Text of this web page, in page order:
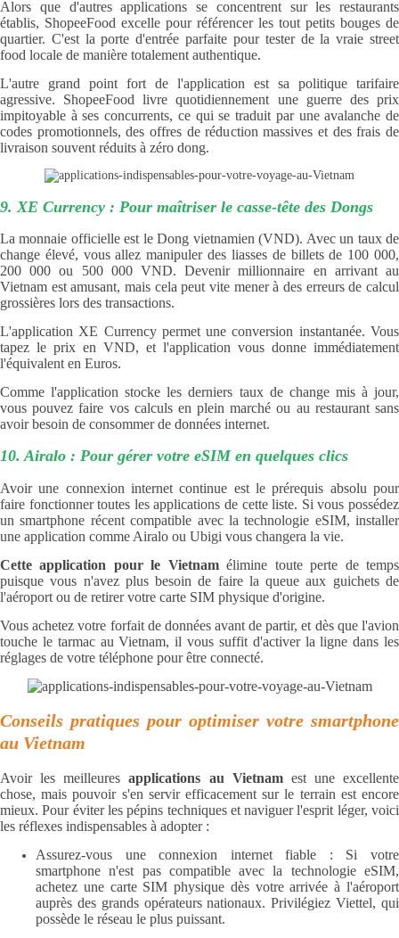
Alors que d'autres applications se concentrent sur les restaurants
établis, ShopeeFood excelle pour référencer les tout petits bouges de
quartier. C'est la porte d'entrée parfaite pour tester de la vraie street
food locale de manière totalement authentique.
L'autre grand point fort de l'application est sa politique tarifaire
agressive. ShopeeFood livre quotidiennement une guerre des prix
impitoyable à ses concurrents, ce qui se traduit par une avalanche de
codes promotionnels, des offres de réduction massives et des frais de
livraison souvent réduits à zéro dong.
9. XE Currency : Pour maîtriser le casse-tête des Dongs
La monnaie officielle est le Dong vietnamien (VND). Avec un taux de
change élevé, vous allez manipuler des liasses de billets de 100 000,
200 000 ou 500 000 VND. Devenir millionnaire en arrivant au
Vietnam est amusant, mais cela peut vite mener à des erreurs de calcul
grossières lors des transactions.
L'application XE Currency permet une conversion instantanée. Vous
tapez le prix en VND, et l'application vous donne immédiatement
l'équivalent en Euros.
Comme l'application stocke les derniers taux de change mis à jour,
vous pouvez faire vos calculs en plein marché ou au restaurant sans
avoir besoin de consommer de données internet.
10. Airalo : Pour gérer votre eSIM en quelques clics
Avoir une connexion internet continue est le prérequis absolu pour
faire fonctionner toutes les applications de cette liste. Si vous possédez
un smartphone récent compatible avec la technologie eSIM, installer
une application comme Airalo ou Ubigi vous changera la vie.
Cette application pour le Vietnamélimine toute perte de temps
puisque vous n'avez plus besoin de faire la queue aux guichets de
l'aéroport ou de retirer votre carte SIM physique d'origine.
Vous achetez votre forfait de données avant de partir, et dès que l'avion
touche le tarmac au Vietnam, il vous suffit d'activer la ligne dans les
réglages de votre téléphone pour être connecté.
Conseils pratiques pour optimiser votre smartphone
au Vietnam
Avoir les meilleuresapplications au Vietnamest une excellente
chose, mais pouvoir s'en servir efficacement sur le terrain est encore
mieux. Pour éviter les pépins techniques et naviguer l'esprit léger, voici
les réflexes indispensables à adopter :
Assurez-vous une connexion internet fiable : Si votre
smartphone n'est pas compatible avec la technologie eSIM,
achetez une carte SIM physique dès votre arrivée à l'aéroport
auprès des grands opérateurs nationaux. Privilégiez Viettel, qui
possède le réseau le plus puissant.